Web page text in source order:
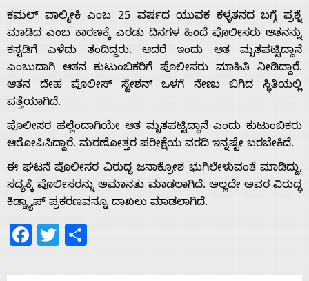
Home
About
Us
ಕಮಲ್ ವಾಲ್ಮೀಕಿ ಎಂಬ 25 ವರ್ಷದ ಯುವಕ ಕಳ್ಳತನದ ಬಗ್ಗೆ ಪ್ರಶ್ನೆ
ಮಾಡಿದ ಎಂಬ ಕಾರಣಕ್ಕೆ ಎರಡು ದಿನಗಳ ಹಿಂದೆ ಪೊಲೀಸರು ಆತನನ್ನು
ಕಸ್ಟಡಿಗೆ ಎಳೆದು ತಂದಿದ್ದರು. ಆದರೆ ಇಂದು ಆತ ಮೃತಪಟ್ಟಿದ್ದಾನೆ
ಎಂಬುದಾಗಿ ಆತನ ಕುಟುಂಬಿಕರಿಗೆ ಪೊಲೀಸರು ಮಾಹಿತಿ ನೀಡಿದ್ದಾರೆ.
ಆತನ ದೇಹ ಪೊಲೀಸ್ ಸ್ಟೇಶನ್ ಒಳಗೆ ನೇಣು ಬಿಗಿದ ಸ್ಥಿತಿಯಲ್ಲಿ
ಪತ್ತೆಯಾಗಿದೆ.
ಪೊಲೀಸರ ಹಲ್ಲೆಂದಾಗಿಯೇ ಆತ ಮೃತಪಟ್ಟಿದ್ದಾನೆ ಎಂದು ಕುಟುಂಬಿಕರು
ಆರೋಪಿಸಿದ್ದಾರೆ. ಮರಣೋತ್ತರ ಪರೀಕ್ಷೆಯ ವರದಿ ಇನ್ನಷ್ಟೇ ಬರಬೇಕಿದೆ.
ಈ ಘಟನೆ ಪೊಲೀಸರ ವಿರುದ್ಧ ಜನಾಕ್ರೋಶ ಭುಗಿಲೇಳುವಂತೆ ಮಾಡಿದ್ದು,
ಸದ್ಯಕ್ಕೆ ಪೊಲೀಸರನ್ನು ಅಮಾನತು ಮಾಡಲಾಗಿದೆ. ಅಲ್ಲದೇ ಅವರ ವಿರುದ್ಧ
ಕಿಡ್ನ್ಯಾಪ್ ಪ್ರಕರಣವನ್ನೂ ದಾಖಲು ಮಾಡಲಾಗಿದೆ.
Facebook
Twitter